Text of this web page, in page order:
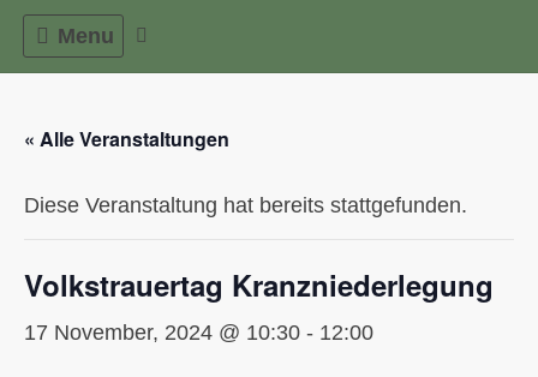
Skip
Menu
« Alle Veranstaltungen
Diese Veranstaltung hat bereits stattgefunden.
Volkstrauertag Kranzniederlegung
17 November, 2024 @ 10:30 - 12:00